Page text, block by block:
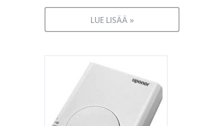
LUE LISÄÄ »